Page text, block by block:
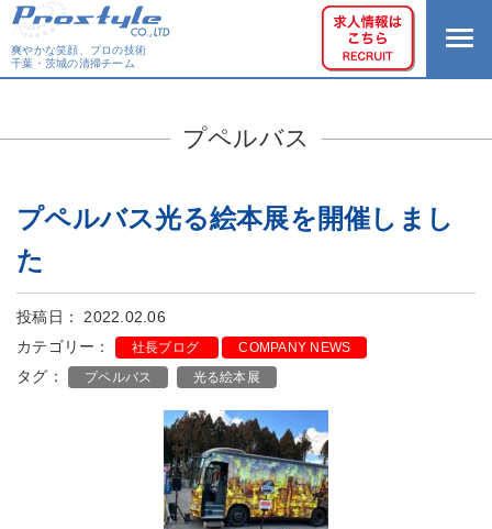
爽やかな笑顔、プロの技術
千葉・茨城の清掃チーム
プペルバス
プペルバス光る絵本展を開催しまし
た
投稿日： 2022.02.06
カテゴリー：
社長ブログ COMPANY NEWS
タグ： プペルバス 光る絵本展